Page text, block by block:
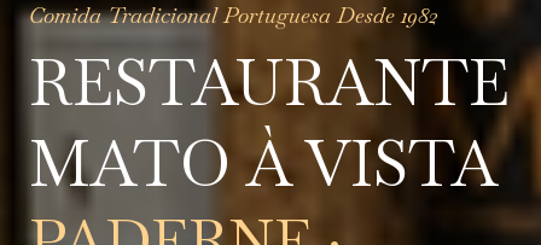
Comida Tradicional Portuguesa Desde 1982
RESTAURANTE
MATO À VISTA